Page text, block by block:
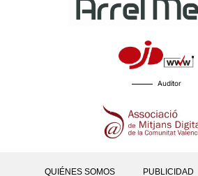
Auditor
QUIÉNES SOMOS PUBLICIDAD